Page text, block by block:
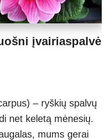
įvairiaspalvė
– ryškių spalvų
net keletą mėnesių.
mums gerai